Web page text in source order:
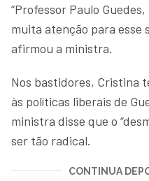
“Professor Paulo
muita atenção para esse
afirmou a ministra.
Nos bastidores, Cristina
às políticas liberais de
ministra disse que o
ser tão radical.
CONTINUA